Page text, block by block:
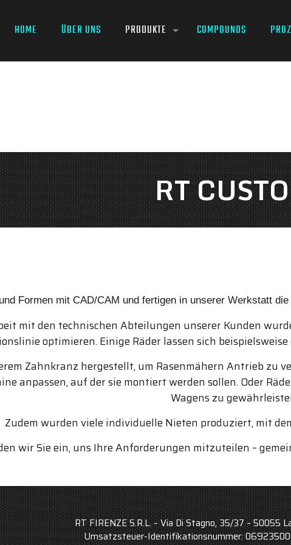
HOME ÜBER UNS PRODUKTE COMPOUNDS
RT
Formen mit CAD/CAM und fertigen in unserer Werkstatt
mit den technischen Abteilungen unserer Kunden
optimieren. Einige Räder lassen sich
Zahnkranz hergestellt, um Rasenmähern Antrieb zu
anpassen, auf der sie montiert werden sollen. Oder
Wagens zu
Zudem wurden viele individuelle Nieten produziert, mit
wir Sie ein, uns Ihre Anforderungen mitzuteilen –
RT FIRENZE S.R.L. – Via Di Stagno, 35/37 – 50055
Umsatzsteuer-Identifikationsnummer: